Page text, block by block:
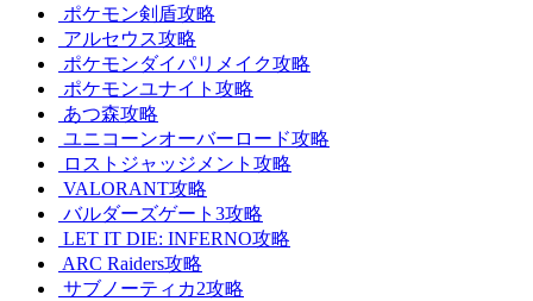
ポケモン剣盾攻略
アルセウス攻略
ポケモンダイパリメイク攻略
ポケモンユナイト攻略
あつ森攻略
ユニコーンオーバーロード攻略
ロストジャッジメント攻略
VALORANT攻略
バルダーズゲート3攻略
LET IT DIE: INFERNO攻略
ARC Raiders攻略
サブノーティカ2攻略